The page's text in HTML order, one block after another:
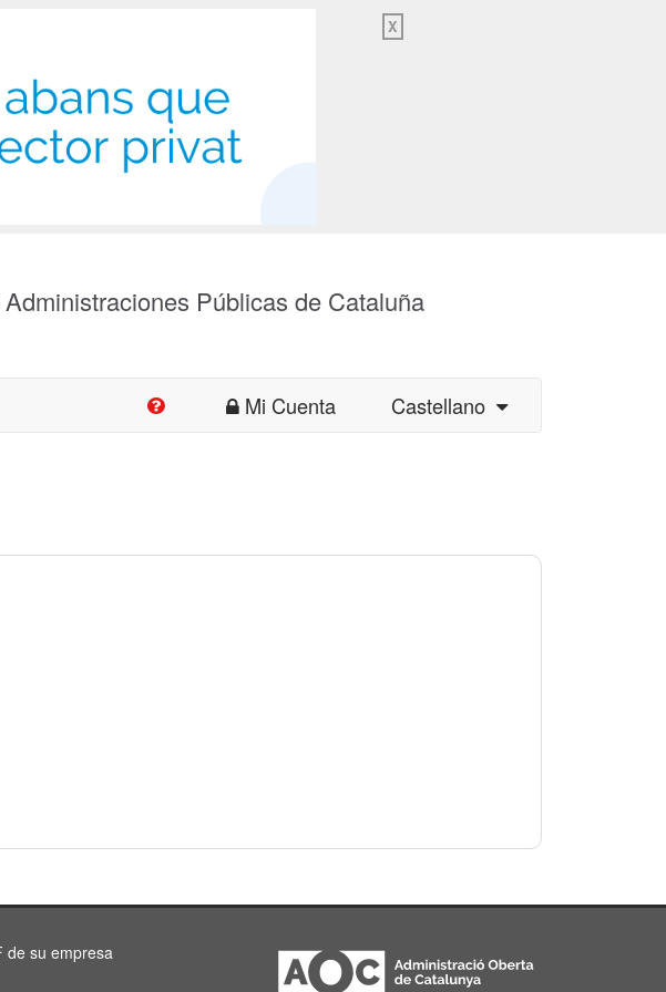
X
Públicas de Cataluña
Mi Cuenta Castellano
de su empresa